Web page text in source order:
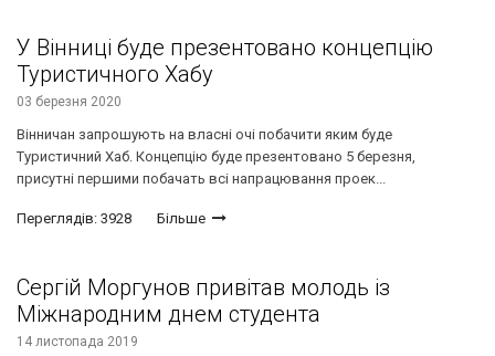
У Вінниці буде презентовано концепцію
Туристичного Хабу
03 березня 2020
Вінничан запрошують на власні очі побачити яким буде
Туристичний Хаб. Концепцію буде презентовано 5 березня,
присутні першими побачать всі напрацювання проек...
Переглядів: 3928 Більше
Сергій Моргунов привітав молодь із
Міжнародним днем студента
14 листопада 2019